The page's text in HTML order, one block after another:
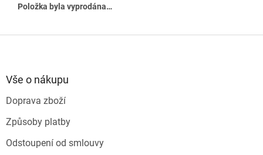
Položka byla vyprodána…
Vše o nákupu
Doprava zboží
Způsoby platby
Odstoupení od smlouvy